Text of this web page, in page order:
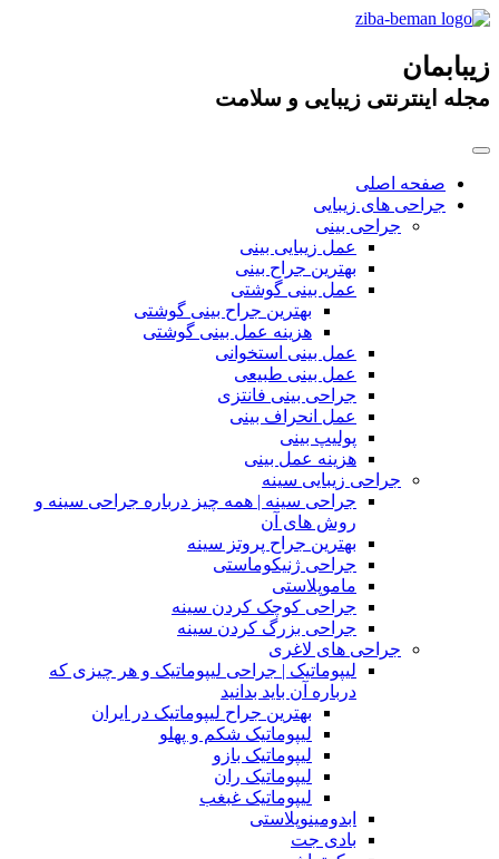
زیبابمان
مجله اینترنتی زیبایی و سلامت
صفحه اصلی
جراحی های زیبایی
جراحی بینی
عمل زیبایی بینی
بهترین جراح بینی
عمل بینی گوشتی
بهترین جراح بینی گوشتی
هزینه عمل بینی گوشتی
عمل بینی استخوانی
عمل بینی طبیعی
جراحی بینی فانتزی
عمل انحراف بینی
پولیپ بینی
هزینه عمل بینی
جراحی زیبایی سینه
جراحی سینه | همه چیز درباره جراحی سینه و
روش های آن
بهترین جراح پروتز سینه
جراحی ژنیکوماستی
ماموپلاستی
جراحی کوچک کردن سینه
جراحی بزرگ کردن سینه
جراحی های لاغری
لیپوماتیک | جراحی لیپوماتیک و هر چیزی که
درباره آن باید بدانید
بهترین جراح لیپوماتیک در ایران
لیپوماتیک شکم و پهلو
لیپوماتیک بازو
لیپوماتیک ران
لیپوماتیک غبغب
ابدومینوپلاستی
بادی‌ جت